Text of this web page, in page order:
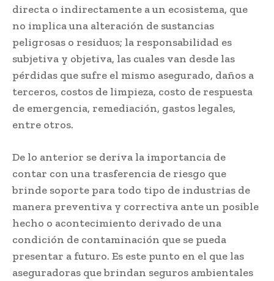
directa o indirectamente a un ecosistema, que
no implica una alteración de sustancias
peligrosas o residuos; la responsabilidad es
subjetiva y objetiva, las cuales van desde las
pérdidas que sufre el mismo asegurado, daños a
terceros, costos de limpieza, costo de respuesta
de emergencia, remediación, gastos legales,
entre otros.
De lo anterior se deriva la importancia de
contar con una trasferencia de riesgo que
brinde soporte para todo tipo de industrias de
manera preventiva y correctiva ante un posible
hecho o acontecimiento derivado de una
condición de contaminación que se pueda
presentar a futuro. Es este punto en el que las
aseguradoras que brindan seguros ambientales